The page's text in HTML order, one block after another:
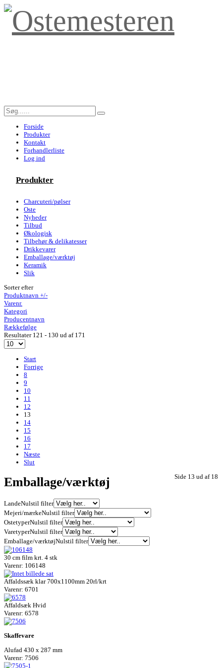
Forside
Produkter
Kontakt
Forhandlerliste
Log ind
Produkter
Charcuteri/pølser
Oste
Nyheder
Tilbud
Økologisk
Tilbehør & delikatesser
Drikkevarer
Emballage/værktøj
Keramik
Slik
Sorter efter
Produktnavn +/-
Varenr.
Kategori
Producentnavn
Rækkefølge
Resultater 121 - 130 ud af 171
Start
Forrige
8
9
10
11
12
13
14
15
16
17
Næste
Slut
Side 13 ud af 18
Emballage/værktøj
LandeNulstil filter
Mejeri/mærkeNulstil filter
OstetyperNulstil filter
VaretyperNulstil filter
Emballage/værktøjNulstil filter
30 cm film krt. 4 stk
Varenr: 106148
Affaldssæk klar 700x1100mm 20rl/krt
Varenr: 6701
Affaldsæk Hvid
Varenr: 6578
Skaffevare
Alufad 430 x 287 mm
Varenr: 7506